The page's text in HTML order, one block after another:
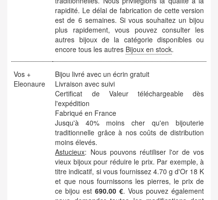
rapidité. Le délai de fabrication de cette version
est de 6 semaines. Si vous souhaitez un bijou
plus rapidement, vous pouvez consulter les
autres bijoux de la catégorie disponibles ou
encore tous les autres Bijoux en stock.
Vos +
Eleonaure
Bijou livré avec un écrin gratuit
Livraison avec suivi
Certificat de Valeur téléchargeable dès
l'expédition
Fabriqué en France
Jusqu'à 40% moins cher qu'en bijouterie
traditionnelle grâce à nos coûts de distribution
moins élevés.
Astucieux: Nous pouvons réutiliser l'or de vos
vieux bijoux pour réduire le prix. Par exemple, à
titre indicatif, si vous fournissez 4.70 g d'Or 18 K
et que nous fournissons les pierres, le prix de
ce bijou est690.00 €. Vous pouvez également